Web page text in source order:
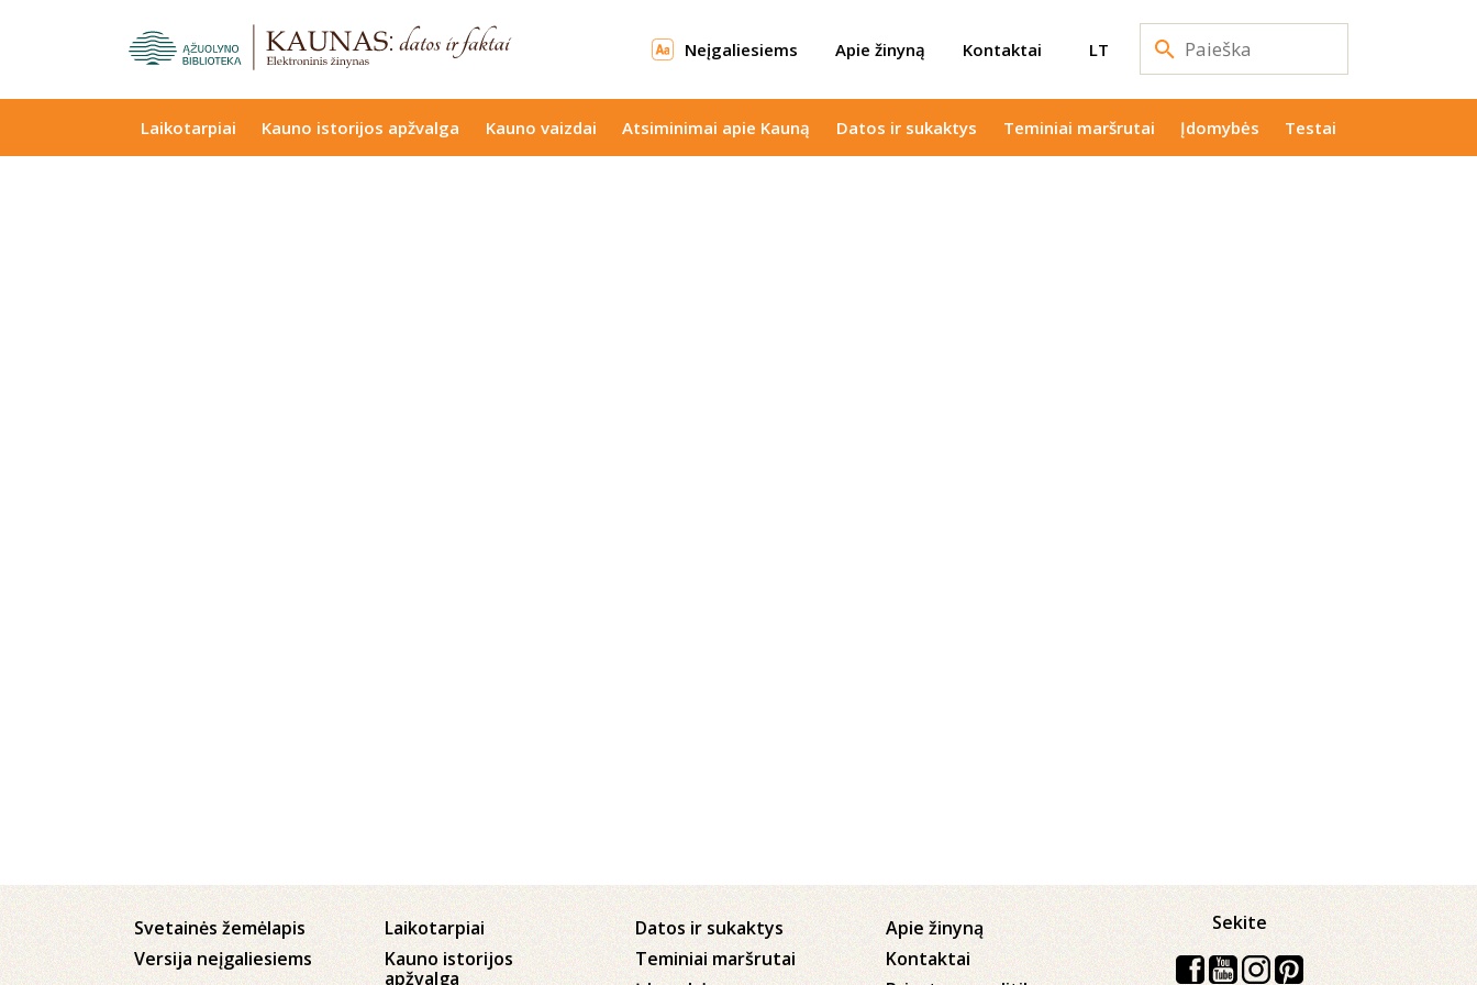
Neįgaliesiems Apie žinyną Kontaktai LT
Laikotarpiai Kauno istorijos apžvalga Kauno vaizdai Atsiminimai apie Kauną Datos ir sukaktys Teminiai maršrutai Įdomybės Testai
Svetainės žemėlapis
Versija neįgaliesiems
Laikotarpiai
Kauno istorijos
apžvalga
Datos ir sukaktys
Teminiai maršrutai
Apie žinyną
Kontaktai
Sekite